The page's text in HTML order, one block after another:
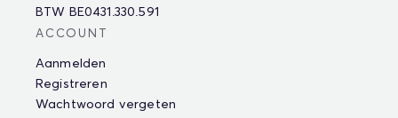
BTW BE0431.330.591
ACCOUNT
Aanmelden
Registreren
Wachtwoord vergeten